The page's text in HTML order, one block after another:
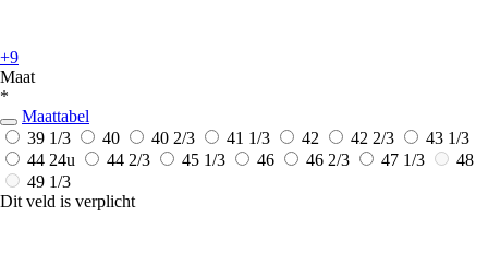
+9
Maat
*
Maattabel
39 1/3
40 40 2/3 41 1/3 42 42 2/3
43 1/3
44 24u 44 2/3 45 1/3 46 46 2/3 47 1/3
48
49 1/3
Dit veld is verplicht